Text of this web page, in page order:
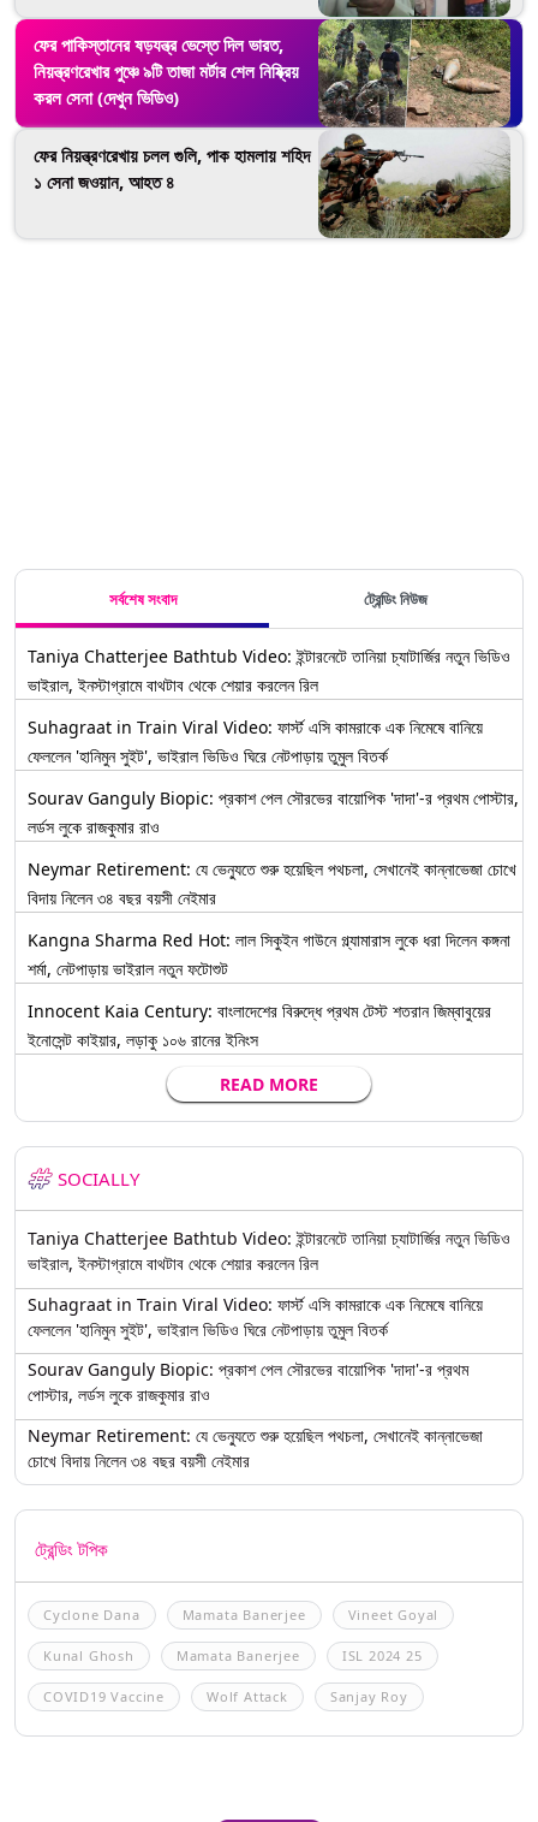
ফের পাকিস্তানের ষড়যন্ত্র ভেস্তে দিল ভারত,
নিয়ন্ত্রণরেখার পুঞ্চে ৯টি তাজা মর্টার শেল নিষ্ক্রিয়
করল সেনা (দেখুন ভিডিও)
ফের নিয়ন্ত্রণরেখায় চলল গুলি, পাক হামলায় শহিদ
১ সেনা জওয়ান, আহত ৪
সর্বশেষ সংবাদ ট্রেন্ডিং নিউজ
Taniya Chatterjee Bathtub Video: ইন্টারনেটে তানিয়া চ্যাটার্জির নতুন ভিডিও
ভাইরাল, ইনস্টাগ্রামে বাথটাব থেকে শেয়ার করলেন রিল
Suhagraat in Train Viral Video: ফার্স্ট এসি কামরাকে এক নিমেষে বানিয়ে
ফেললেন 'হানিমুন সুইট', ভাইরাল ভিডিও ঘিরে নেটপাড়ায় তুমুল বিতর্ক
Sourav Ganguly Biopic: প্রকাশ পেল সৌরভের বায়োপিক 'দাদা'-র প্রথম পোস্টার,
লর্ডস লুকে রাজকুমার রাও
Neymar Retirement: যে ভেন্যুতে শুরু হয়েছিল পথচলা, সেখানেই কান্নাভেজা চোখে
বিদায় নিলেন ৩৪ বছর বয়সী নেইমার
Kangna Sharma Red Hot: লাল সিকুইন গাউনে গ্ল্যামারাস লুকে ধরা দিলেন কঙ্গনা
শর্মা, নেটপাড়ায় ভাইরাল নতুন ফটোশুট
Innocent Kaia Century: বাংলাদেশের বিরুদ্ধে প্রথম টেস্ট শতরান জিম্বাবুয়ের
ইনোসেন্ট কাইয়ার, লড়াকু ১০৬ রানের ইনিংস
READ MORE
SOCIALLY
Taniya Chatterjee Bathtub Video: ইন্টারনেটে তানিয়া চ্যাটার্জির নতুন ভিডিও
ভাইরাল, ইনস্টাগ্রামে বাথটাব থেকে শেয়ার করলেন রিল
Suhagraat in Train Viral Video: ফার্স্ট এসি কামরাকে এক নিমেষে বানিয়ে
ফেললেন 'হানিমুন সুইট', ভাইরাল ভিডিও ঘিরে নেটপাড়ায় তুমুল বিতর্ক
Sourav Ganguly Biopic: প্রকাশ পেল সৌরভের বায়োপিক 'দাদা'-র প্রথম
পোস্টার, লর্ডস লুকে রাজকুমার রাও
Neymar Retirement: যে ভেন্যুতে শুরু হয়েছিল পথচলা, সেখানেই কান্নাভেজা
চোখে বিদায় নিলেন ৩৪ বছর বয়সী নেইমার
ট্রেন্ডিং টপিক
Cyclone Dana Mamata Banerjee Vineet Goyal
Kunal Ghosh Mamata Banerjee ISL 2024 25
COVID19 Vaccine Wolf Attack Sanjay Roy